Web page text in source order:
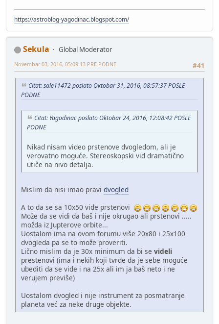
https://astroblog-yagodinac.blogspot.com/
Sekula
Global Moderator
#41
Novembar 03, 2016, 05:09:13 PRE PODNE
Citat: sale11472 poslato Oktobar 31, 2016, 08:57:37 POSLE
PODNE
Citat: Yagodinac poslato Oktobar 24, 2016, 12:08:42 POSLE
PODNE
Nikad nisam video prstenove dvogledom, ali je
verovatno moguće. Stereoskopski vid dramatično
utiče na nivo detalja.
Mislim da nisi imao pravi dvogled
A to da se sa 10x50 vide prstenovi
Može da se vidi da baš i nije okrugao ali prstenovi .....
možda iz Jupterove orbite...
Uostalom ima na ovom forumu više 20x80 i 25x100
dvogleda pa se to može proveriti.
Lično mislim da je 30x minimum da bi se videli
prestenovi (ima i nekih koji tvrde da je sebe moguće
ubediti da se vide i na 25x ali im ja baš neto i ne
verujem previše)
Uostalom dvogled i nije instrument za posmatranje
planeta već za neke druge objekte.